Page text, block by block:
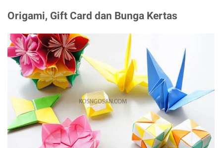
Origami, Gift Card dan Bunga Kertas